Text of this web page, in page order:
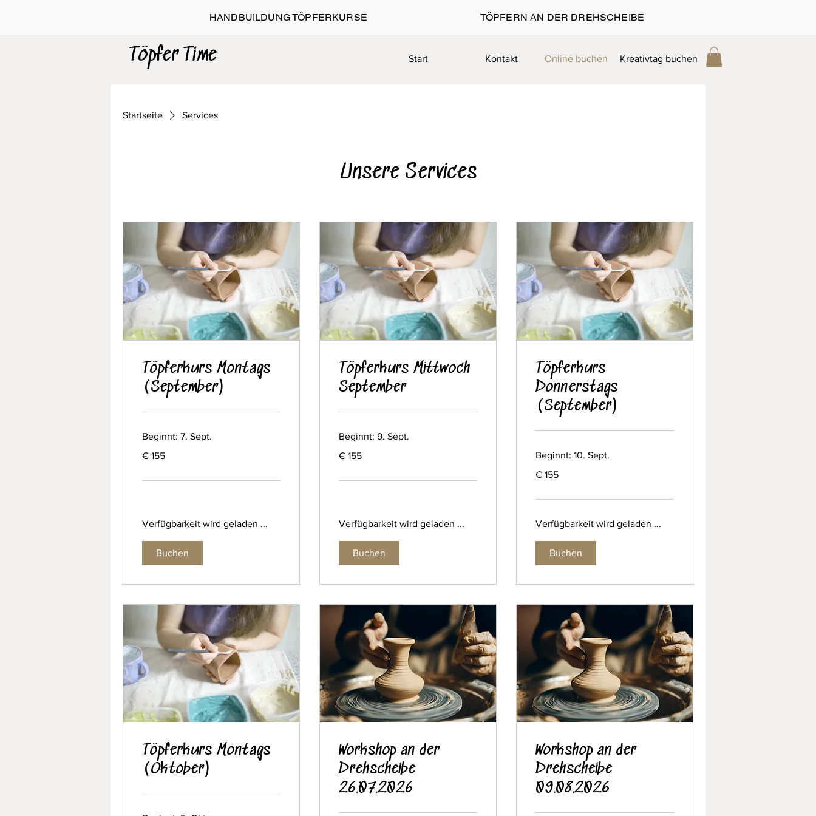
HANDBUILDUNG TÖPFERKURSE TÖPFERN AN DER DREHSCHEIBE
Töpfer Time Start Kontakt Online buchen Kreativtag buchen
Startseite Services
Unsere Services
Töpferkurs Montags
(September)
Beginnt: 7. Sept.
Euro
€ 155
Verfügbarkeit wird geladen ...
Buchen
Töpferkurs Mittwoch
September
Beginnt: 9. Sept.
Euro
€ 155
Verfügbarkeit wird geladen ...
Buchen
Töpferkurs
Donnerstags
(September)
Beginnt: 10. Sept.
Euro
€ 155
Verfügbarkeit wird geladen ...
Buchen
Töpferkurs Montags
(Oktober)
Workshop an der
Drehscheibe
26.07.2026
Workshop an der
Drehscheibe
09.08.2026